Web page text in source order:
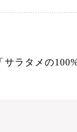
ラタメの